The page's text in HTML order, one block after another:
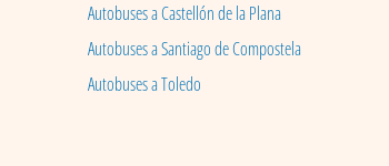
Autobuses a Castellón de la Plana
Autobuses a Santiago de Compostela
Autobuses a Toledo